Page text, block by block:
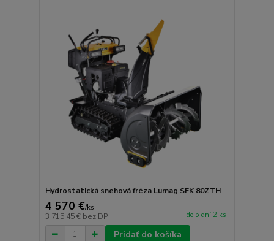
Hydrostatická snehová fréza Lumag SFK 80ZTH
4 570 €/ks
3 715,45 € bez DPH do 5 dní 2 ks
Pridať do košíka